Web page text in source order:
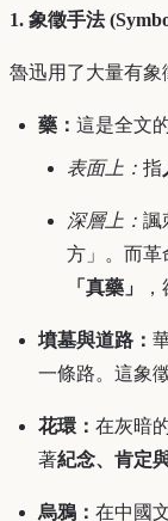
1. 象徵手法
魯迅用了大量有象
藥： 這是全文
表面上： 指
深層上： 諷
方」。而革
「真藥」
墳墓與道路：
一條路。這象
花環： 在灰暗
著紀念、肯定
烏鴉： 在中國